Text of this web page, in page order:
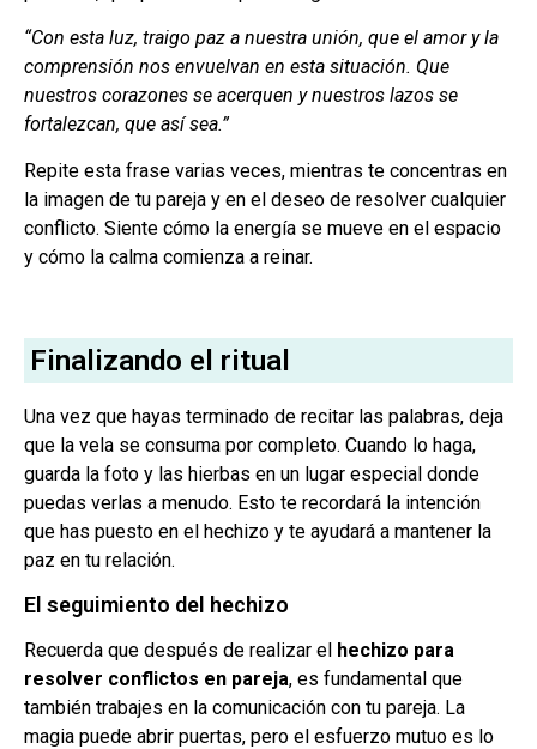
“Con esta luz, traigo paz a nuestra unión, que el amor y la
comprensión nos envuelvan en esta situación. Que
nuestros corazones se acerquen y nuestros lazos se
fortalezcan, que así sea.”
Repite esta frase varias veces, mientras te concentras en
la imagen de tu pareja y en el deseo de resolver cualquier
conflicto. Siente cómo la energía se mueve en el espacio
y cómo la calma comienza a reinar.
Finalizando el ritual
Una vez que hayas terminado de recitar las palabras, deja
que la vela se consuma por completo. Cuando lo haga,
guarda la foto y las hierbas en un lugar especial donde
puedas verlas a menudo. Esto te recordará la intención
que has puesto en el hechizo y te ayudará a mantener la
paz en tu relación.
El seguimiento del hechizo
Recuerda que después de realizar el hechizo para
resolver conflictos en pareja, es fundamental que
también trabajes en la comunicación con tu pareja. La
magia puede abrir puertas, pero el esfuerzo mutuo es lo